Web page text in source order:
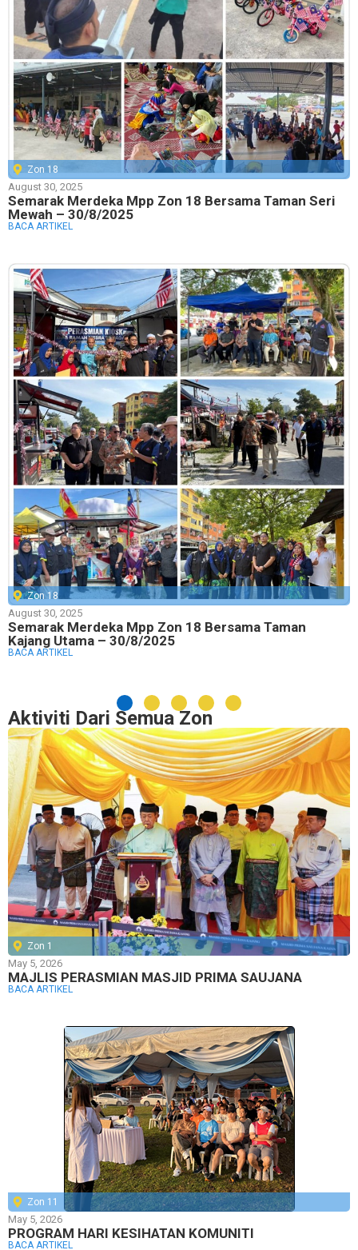
Zon 18
August 30, 2025
Semarak Merdeka Mpp Zon 18 Bersama Taman Seri
Mewah – 30/8/2025
BACA ARTIKEL
Zon 18
August 30, 2025
Semarak Merdeka Mpp Zon 18 Bersama Taman
Kajang Utama – 30/8/2025
BACA ARTIKEL
Aktiviti Dari Semua Zon
Zon 1
May 5, 2026
MAJLIS PERASMIAN MASJID PRIMA SAUJANA
BACA ARTIKEL
Zon 11
May 5, 2026
PROGRAM HARI KESIHATAN KOMUNITI
BACA ARTIKEL